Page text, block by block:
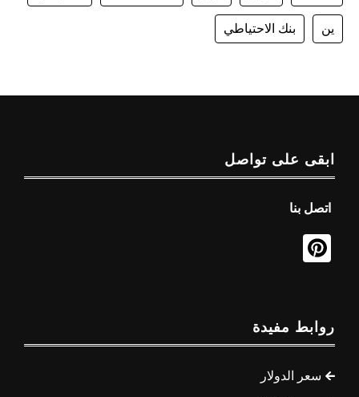
ين بنك الاحتياطي
ابقى على تواصل
اتصل بنا
روابط مفيدة
سعر الدولار